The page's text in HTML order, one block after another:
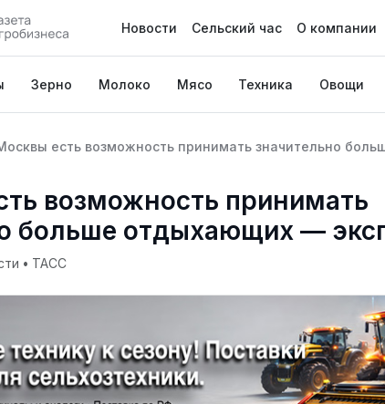
Новости Сельский час О компании
Зерно Молоко Мясо Техника Овощи
есть возможность принимать значительно
возможность принимать
больше отдыхающих —
• ТАСС